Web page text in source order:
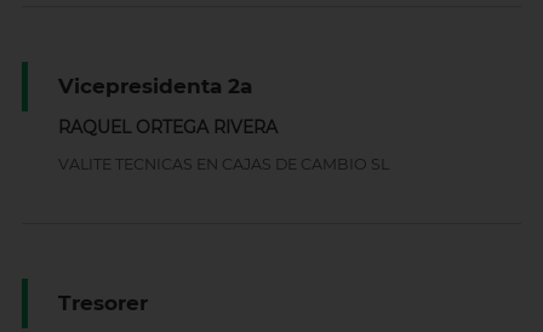
Vicepresidenta 2a
RAQUEL ORTEGA RIVERA
VALITE TECNICAS EN CAJAS DE CAMBIO SL
Tresorer